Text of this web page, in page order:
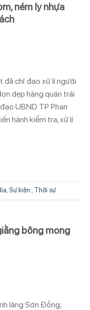
ném ly nhựa
đã chỉ đạo xử lí người
dẹp hàng quán trái
UBND TP Phan
hành kiểm tra, xử lí
, Sự kiện:, Thời sự
bông mong
làng Sơn Đồng,